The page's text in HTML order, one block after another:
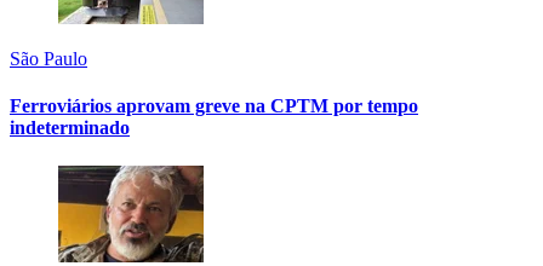
São Paulo
Ferroviários aprovam greve na CPTM por tempo
indeterminado